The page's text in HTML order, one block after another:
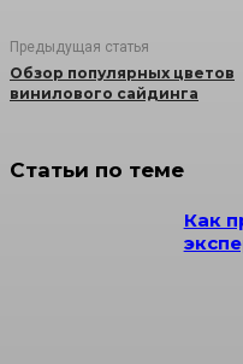
Предыдущая статья
Обзор популярных цветов
винилового сайдинга
Статьи по теме
Как